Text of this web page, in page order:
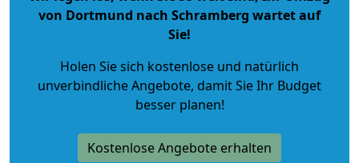
von Dortmund nach Schramberg wartet auf
Sie!
Holen Sie sich kostenlose und natürlich
unverbindliche Angebote, damit Sie Ihr Budget
besser planen!
Kostenlose Angebote erhalten